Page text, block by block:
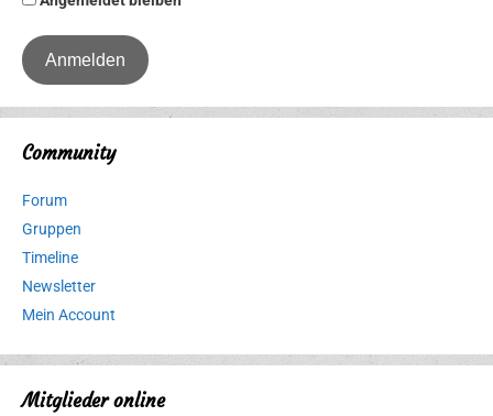
Community
Forum
Gruppen
Timeline
Newsletter
Mein Account
Mitglieder online